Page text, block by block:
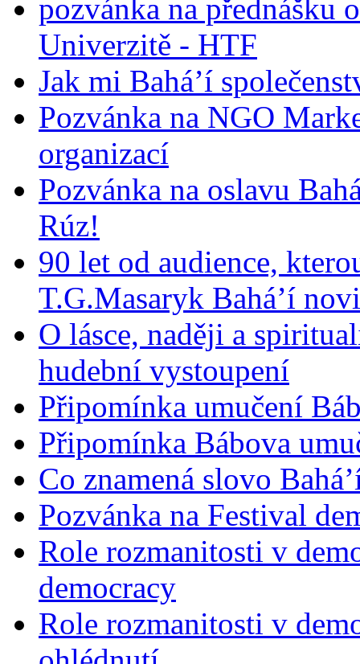
pozvánka na přednášku
Univerzitě - HTF
Jak mi Bahá’í
Pozvánka na NGO
organizací
Pozvánka na oslavu
Rúz!
90 let od audience,
T.G.Masaryk Bahá’í
O lásce, naději a
hudební vystoupení
Připomínka umučení
Připomínka Bábova
Co znamená slovo
Pozvánka na Festival
Role rozmanitosti v
democracy
Role rozmanitosti v